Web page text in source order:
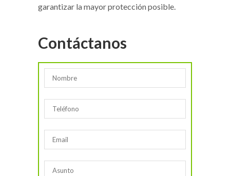
garantizar la mayor protección posible.
Contáctanos